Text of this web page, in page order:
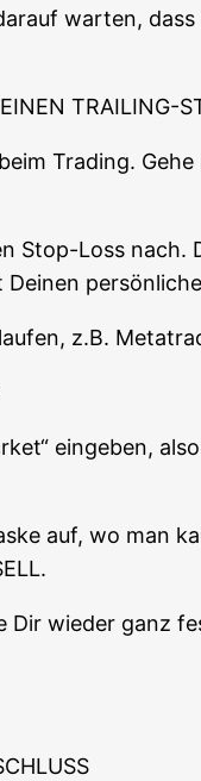
war­ten,
TRAILING-
Tra­ding.
Stop-Loss
z.B.
ein­ge­ben,
auf, wo man
Dir wie­der ganz